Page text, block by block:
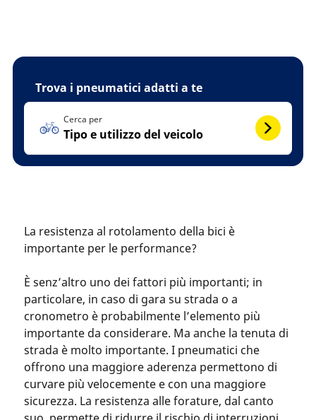
Trova i pneumatici adatti a te
Cerca per
Tipo e utilizzo del veicolo
La resistenza al rotolamento della bici è
importante per le performance?
È senz’altro uno dei fattori più importanti; in
particolare, in caso di gara su strada o a
cronometro è probabilmente l’elemento più
importante da considerare. Ma anche la tenuta di
strada è molto importante. I pneumatici che
offrono una maggiore aderenza permettono di
curvare più velocemente e con una maggiore
sicurezza. La resistenza alle forature, dal canto